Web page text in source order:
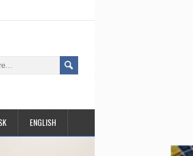
ENGLISH